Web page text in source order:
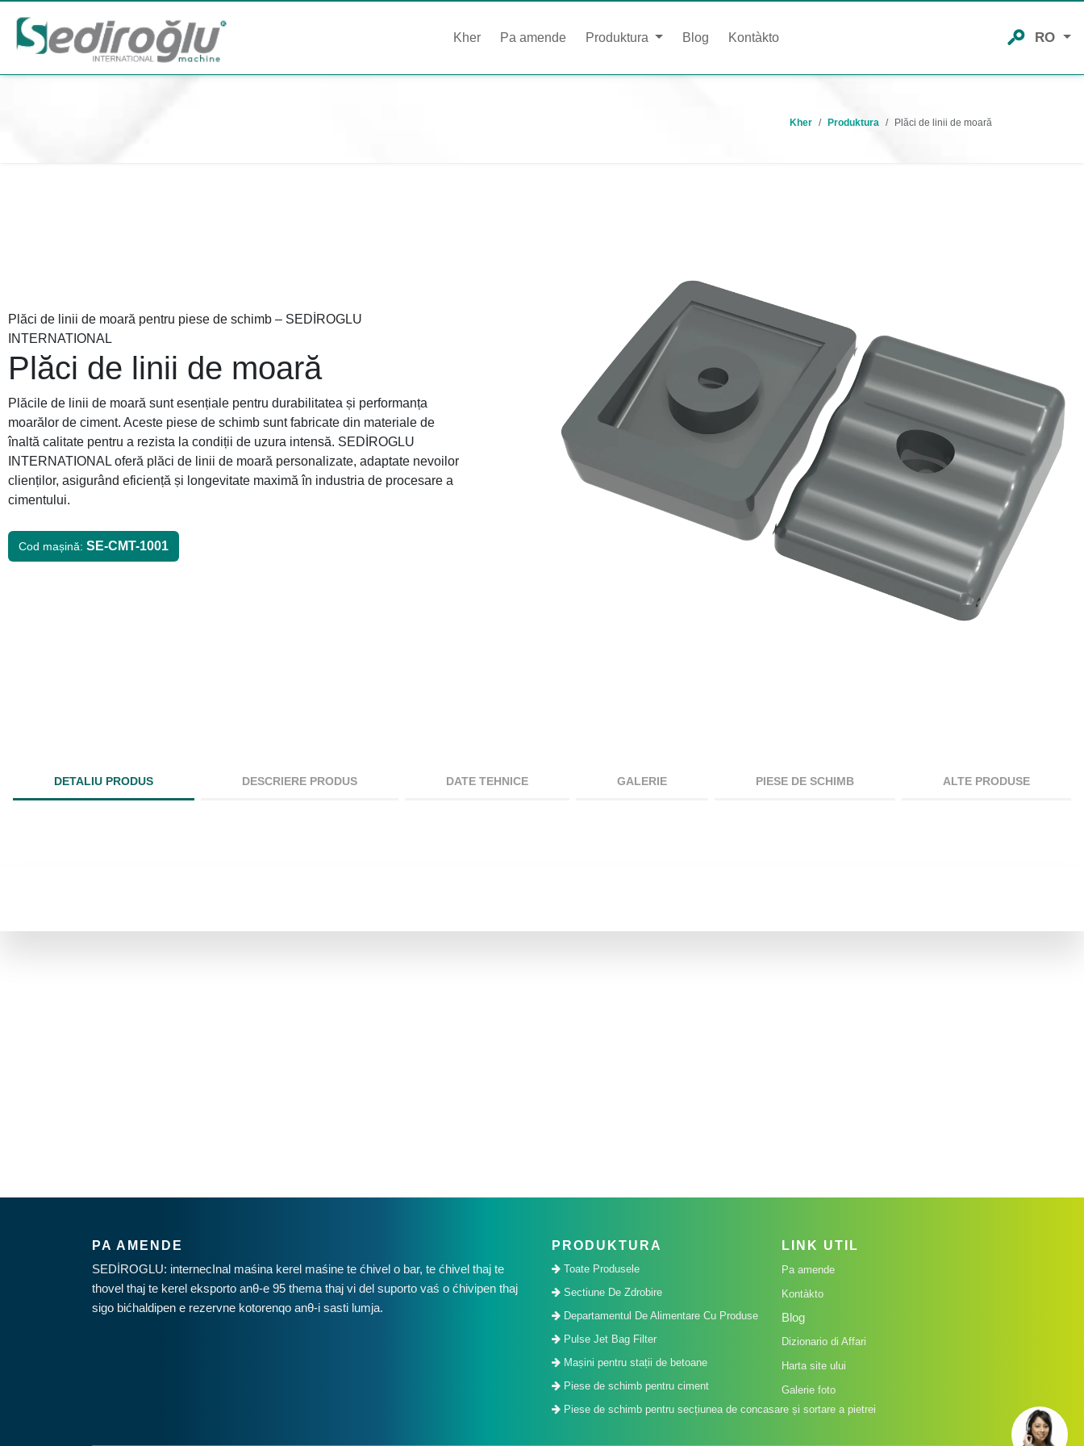
Kher Pa amende Produktura Blog Kontàkto RO
Kher Produktura Plăci de linii de moară
Plăci de linii de moară pentru piese de schimb – SEDİROGLU
INTERNATIONAL
Plăci de linii de moară
Plăcile de linii de moară sunt esențiale pentru durabilitatea și performanța
moarălor de ciment. Aceste piese de schimb sunt fabricate din materiale de
înaltă calitate pentru a rezista la condiții de uzura intensă. SEDİROGLU
INTERNATIONAL oferă plăci de linii de moară personalizate, adaptate nevoilor
clienților, asigurând eficiență și longevitate maximă în industria de procesare a
cimentului.
Cod mașină: SE-CMT-1001
DETALIU PRODUS DESCRIERE PRODUS DATE TEHNICE GALERIE PIESE DE SCHIMB ALTE PRODUSE
PA AMENDE
SEDİROGLU: internecInal maśina kerel maśine te ćhivel o bar, te ćhivel thaj te
thovel thaj te kerel eksporto anθ-e 95 thema thaj vi del suporto vaś o ćhivipen thaj
sigo bićhaldipen e rezervne kotorenqo anθ-i sasti lumja.
PRODUKTURA
Toate Produsele
Sectiune De Zdrobire
Departamentul De Alimentare Cu Produse
Pulse Jet Bag Filter
Mașini pentru stații de betoane
Piese de schimb pentru ciment
Piese de schimb pentru secțiunea de concasare și sortare a pietrei
LINK UTIL
Pa amende
Kontàkto
Blog
Dizionario di Affari
Harta site ului
Galerie foto